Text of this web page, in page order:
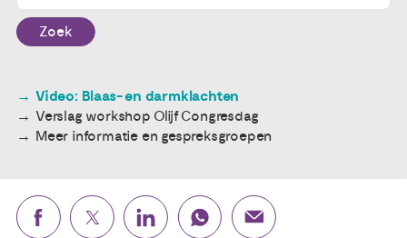
Agenda
Ervaringsdeskundigheid
Contact
Zoek
Video: Blaas- en darmklachten
Verslag workshop Olijf Congresdag
Meer informatie en gespreksgroepen